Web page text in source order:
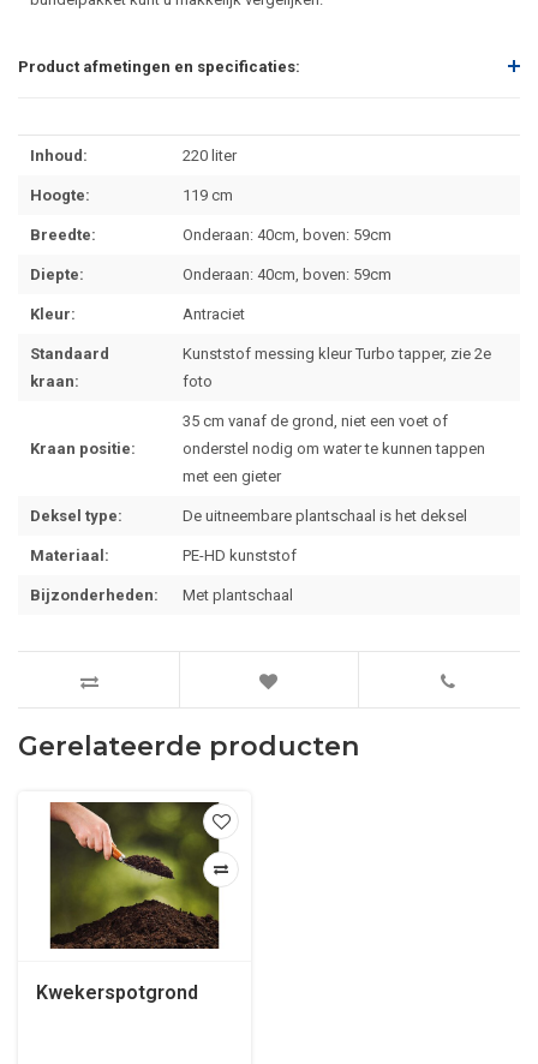
Product afmetingen en specificaties:
Inhoud: 220 liter
Hoogte: 119 cm
Breedte: Onderaan: 40cm, boven: 59cm
Diepte: Onderaan: 40cm, boven: 59cm
Kleur: Antraciet
Standaard
kraan:
Kunststof messing kleur Turbo tapper, zie 2e
foto
Kraan positie:
35 cm vanaf de grond, niet een voet of
onderstel nodig om water te kunnen tappen
met een gieter
Deksel type: De uitneembare plantschaal is het deksel
Materiaal: PE-HD kunststof
Bijzonderheden: Met plantschaal
Gerelateerde producten
Kwekerspotgrond